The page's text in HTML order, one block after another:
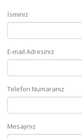
İsminiz
E-mail Adresiniz
Telefon Numaranız
Mesajınız